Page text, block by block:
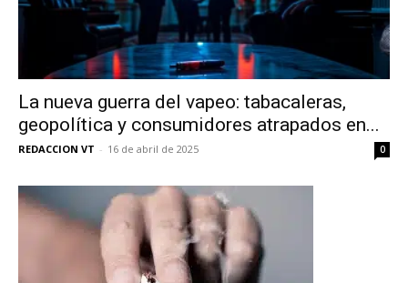
La nueva guerra del vapeo: tabacaleras,
geopolítica y consumidores atrapados en...
REDACCION VT - 16 de abril de 2025 0